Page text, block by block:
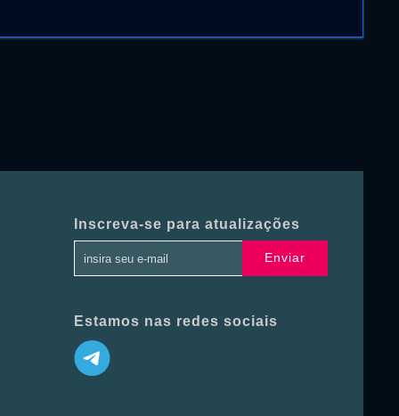
Inscreva-se para atualizações
Enviar
Estamos nas redes sociais